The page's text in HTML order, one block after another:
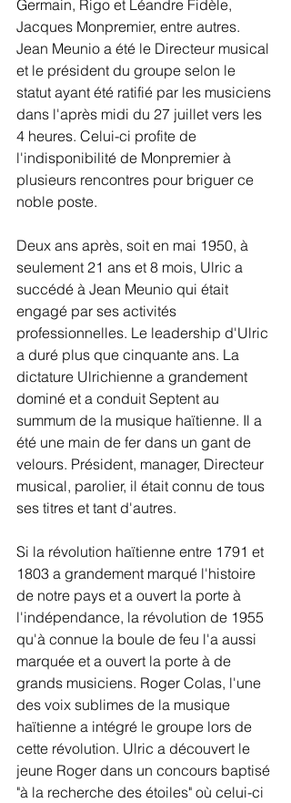
Germain, Rigo et Léandre Fidèle,
Jacques Monpremier, entre autres.
Jean Meunio a été le Directeur musical
et le président du groupe selon le
statut ayant été ratifié par les musiciens
dans l'après midi du 27 juillet vers les
4 heures. Celui-ci profite de
l'indisponibilité de Monpremier à
plusieurs rencontres pour briguer ce
noble poste.
Deux ans après, soit en mai 1950, à
seulement 21 ans et 8 mois, Ulric a
succédé à Jean Meunio qui était
engagé par ses activités
professionnelles. Le leadership d'Ulric
a duré plus que cinquante ans. La
dictature Ulrichienne a grandement
dominé et a conduit Septent au
summum de la musique haïtienne. Il a
été une main de fer dans un gant de
velours. Président, manager, Directeur
musical, parolier, il était connu de tous
ses titres et tant d'autres.
Si la révolution haïtienne entre 1791 et
1803 a grandement marqué l'histoire
de notre pays et a ouvert la porte à
l'indépendance, la révolution de 1955
qu'à connue la boule de feu l'a aussi
marquée et a ouvert la porte à de
grands musiciens. Roger Colas, l'une
des voix sublimes de la musique
haïtienne a intégré le groupe lors de
cette révolution. Ulric a découvert le
jeune Roger dans un concours baptisé
"à la recherche des étoiles" où celui-ci